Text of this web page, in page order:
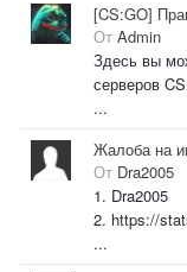
[CS:GO]
От Admin
Здесь вы
серверов
...
Жалоба на
От Dra2005
1. Dra2005
2. https://
...